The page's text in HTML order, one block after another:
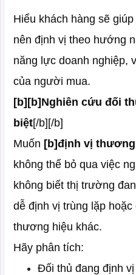
Hiểu khách hàng sẽ
nên định vị theo hướng
năng lực doanh nghiệp,
của người mua.
[b][b]Nghiên cứu đối
biệt[/b][/b]
Muốn [b]định vị
không thể bỏ qua việc
không biết thị trường
dễ định vị trùng lặp
thương hiệu khác.
Hãy phân tích:
Đối thủ đang định